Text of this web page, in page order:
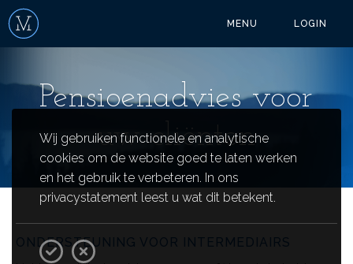
LOGIN
MENU
Pensioenadvies voor
uw cliënten
ONDERSTEUNING VOOR INTERMEDIAIRS
Wij gebruiken functionele en analytische
cookies om de website goed te laten werken
en het gebruik te verbeteren. In ons
privacystatement leest u wat dit betekent.